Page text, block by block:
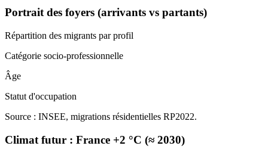
Portrait des foyers (arrivants vs partants)
Répartition des migrants par profil
Catégorie socio-professionnelle
Âge
Statut d'occupation
Source : INSEE, migrations résidentielles RP2022.
Climat futur : France +2 °C (≈ 2030)